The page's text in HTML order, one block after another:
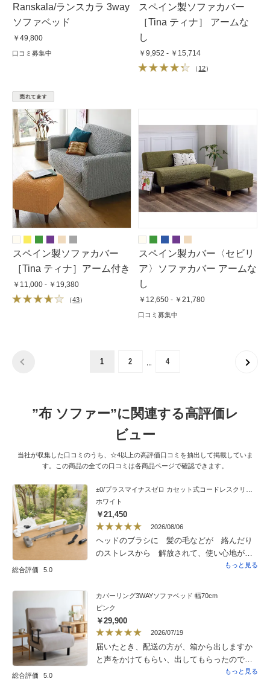
Ranskala/ランスカラ 3way
ソファベッド
￥49,800
口コミ募集中
スペイン製ソファカバー
［Tina ティナ］ アームな
し
￥9,952 - ￥15,714
（ 12）
スペイン製ソファカバー
［Tina ティナ］アーム付き
￥11,000 - ￥19,380
（43）
スペイン製カバー〈セビリ
ア〉ソファカバー アームな
し
￥12,650 - ￥21,780
口コミ募集中
1 2 … 4
”布 ソファー”に関連する高評価レ
ビュー
当社が収集した口コミのうち、☆4以上の高評価口コミを抽出して掲載していま
す。この商品の全ての口コミは各商品ページで確認できます。
総合評価 5.0
ホワイト
￥21,450
2026/08/06
ヘッドのブラシに 髪の毛などが 絡んだり
のストレスから 解放されて、使い心地が良
いです。価格のわりに 吸引力も良くて 満
もっと見る
総合評価 5.0
カバーリング3WAYソファベッド 幅70cm
ピンク
￥29,900
2026/07/19
届いたとき、配送の方が、箱から出しますか
と声をかけてもらい、出してもらったので、
後の組み立てが簡単に出来て良かったです。
もっと見る